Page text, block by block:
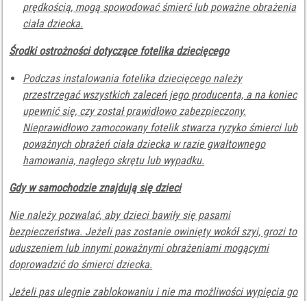
prędkością, mogą spowodować śmierć lub poważne obrażenia
ciała dziecka.
Środki ostrożności dotyczące fotelika dziecięcego
Podczas instalowania fotelika dziecięcego należy
przestrzegać wszystkich zaleceń jego producenta, a na koniec
upewnić się, czy został prawidłowo zabezpieczony.
Nieprawidłowo zamocowany fotelik stwarza ryzyko śmierci lub
poważnych obrażeń ciała dziecka w razie gwałtownego
hamowania, nagłego skrętu lub wypadku.
Gdy w samochodzie znajdują się dzieci
Nie należy pozwalać, aby dzieci bawiły się pasami
bezpieczeństwa. Jeżeli pas zostanie owinięty wokół szyi, grozi to
uduszeniem lub innymi poważnymi obrażeniami mogącymi
doprowadzić do śmierci dziecka.
Jeżeli pas ulegnie zablokowaniu i nie ma możliwości wypięcia go